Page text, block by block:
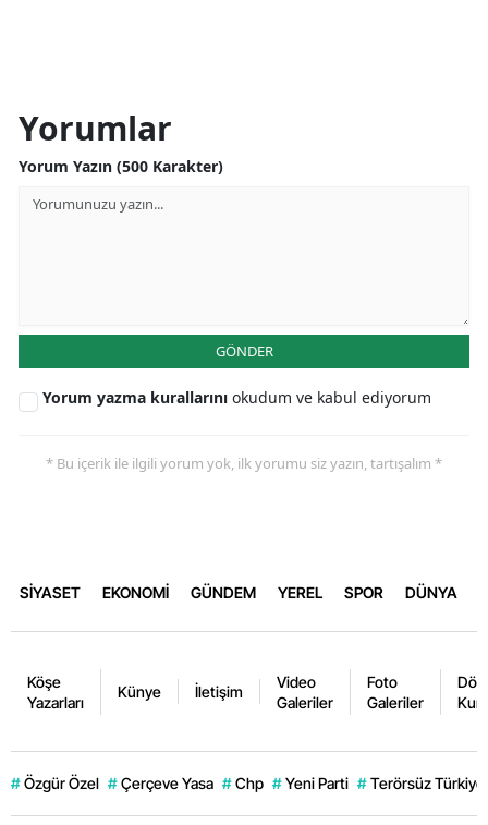
Yorumlar
Yorum Yazın (500 Karakter)
GÖNDER
Yorum yazma kurallarını okudum ve kabul ediyorum
* Bu içerik ile ilgili yorum yok, ilk yorumu siz yazın, tartışalım *
SİYASET EKONOMİ GÜNDEM YEREL SPOR DÜNYA
Köşe
Yazarları
Künye İletişim
Video
Galeriler
Foto
Galeriler
# Özgür Özel # Çerçeve Yasa # Chp # Yeni Parti # Terörsüz Türkiye